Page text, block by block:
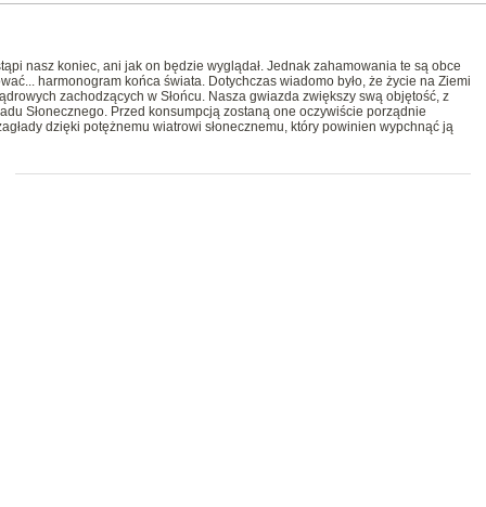
nasz koniec, ani jak on będzie wyglądał. Jednak zahamowania te są obce
harmonogram końca świata. Dotychczas wiadomo było, że życie na Ziemi
zachodzących w Słońcu. Nasza gwiazda zwiększy swą objętość, z
Słonecznego. Przed konsumpcją zostaną one oczywiście porządnie
dzięki potężnemu wiatrowi słonecznemu, który powinien wypchnąć ją